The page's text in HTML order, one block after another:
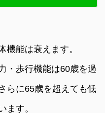
機能は衰えます。
・歩行機能は60歳を過
らに65歳を超えても低
ます。